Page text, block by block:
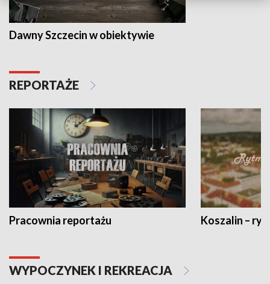
Dawny Szczecin w obiektywie
REPORTAŻE
Pracownia reportażu Koszalin –
WYPOCZYNEK I REKREACJA